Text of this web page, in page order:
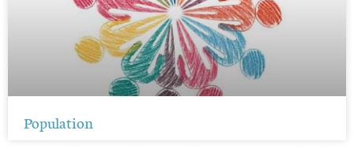
Population